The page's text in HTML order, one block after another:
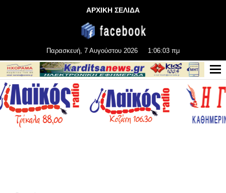
ΑΡΧΙΚΗ ΣΕΛΙΔΑ
Παρασκευή, 7 Αυγούστου 2026 1:06:05 πμ